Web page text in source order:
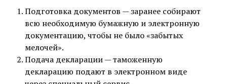
Подготовка документов — заранее собирают
всю необходимую бумажную и электронную
документацию, чтобы не было «забытых
мелочей».
Подача декларации — таможенную
декларацию подают в электронном виде